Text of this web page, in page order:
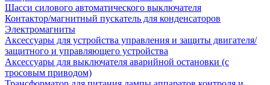
Шасси силового автоматического выключателя
Контактор/магнитный пускатель для конденсаторов
Электромагниты
Аксессуары для устройства управления и защиты двигателя/
защитного и управляющего устройства
Аксессуары для выключателя аварийной остановки (с
тросовым приводом)